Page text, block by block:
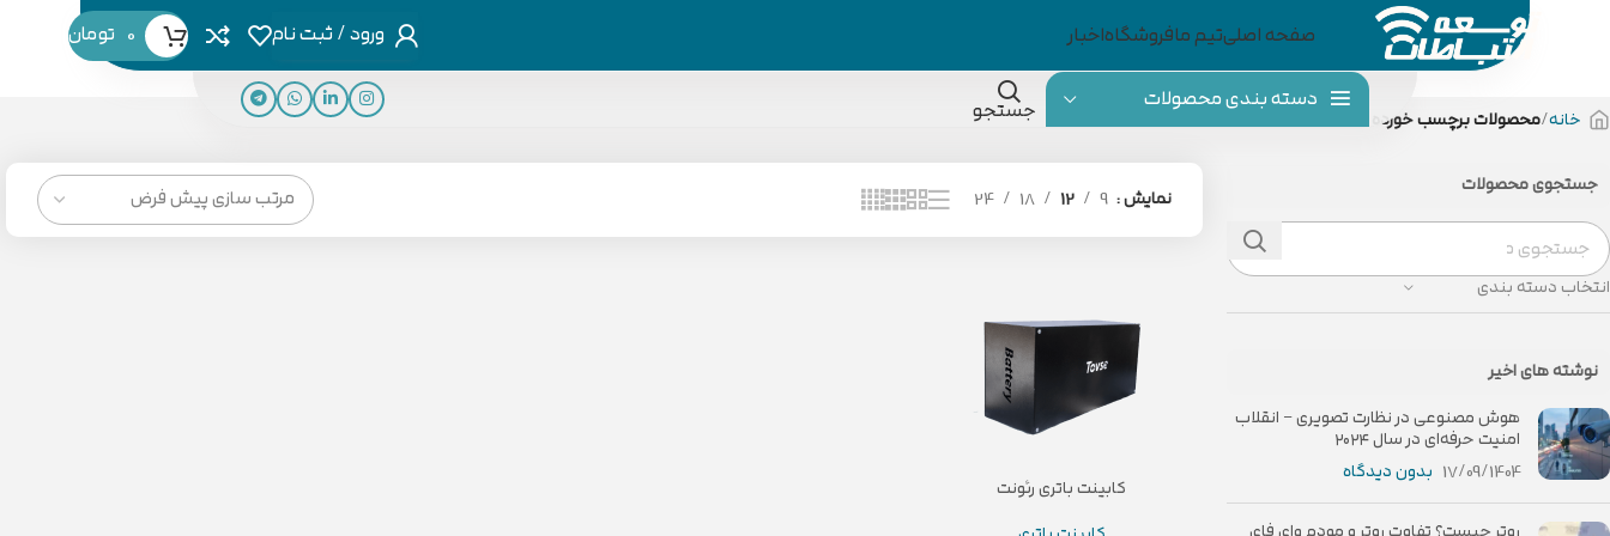
صفحه اصلیتیم مافروشگاهاخبار ورود / ثبت نام 0 تومان
دسته بندی محصولات
جستجو خانه محصولات برچسب خورده “UPS”
جستجوی محصولات
انتخاب دسته بندی
نوشته های اخیر
هوش مصنوعی در نظارت تصویری – انقلاب
امنیت حرفه‌ای در سال ۲۰۲۴
17/09/1404 بدون دیدگاه
نمایش 9
12
18
24
کابینت باتری رئونت